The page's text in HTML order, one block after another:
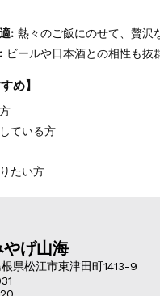
:熱々のご飯にのせて、贅沢
ビールや日本酒との相性も抜
め】
ている方
たい方
げ山海
県松江市東津田町1413-9